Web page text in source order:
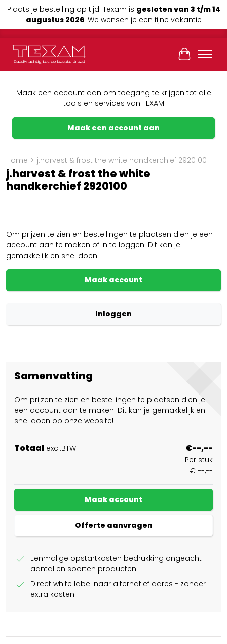
Plaats je bestelling op tijd. Texam is gesloten van 3 t/m 14
augustus 2026. We wensen je een fijne vakantie
Maak een account aan om toegang te krijgen tot alle
tools en services van TEXAM
Maak een account aan
Home > j.harvest & frost the white handkerchief 2920100
j.harvest & frost the white
handkerchief 2920100
Om prijzen te zien en bestellingen te plaatsen dien je een
account aan te maken of in te loggen. Dit kan je
gemakkelijk en snel doen!
Maak account
Inloggen
Samenvatting
Om prijzen te zien en bestellingen te plaatsen dien je
een account aan te maken. Dit kan je gemakkelijk en
snel doen op onze website!
Totaal excl.BTW €--,--
Per stuk
€ --,--
Maak account
Offerte aanvragen
check
Eenmalige opstartkosten bedrukking ongeacht
aantal en soorten producten
check
Direct white label naar alternatief adres - zonder
extra kosten